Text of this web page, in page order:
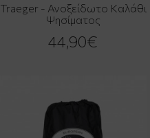
Traeger - Ανοξείδωτο Καλάθι
Ψησίματος
44,90€